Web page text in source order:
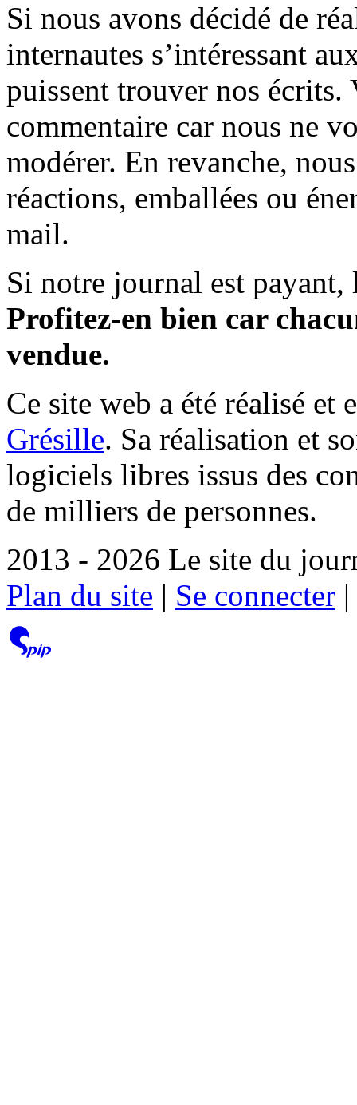
Si nous avons décidé de
internautes s’intéressant
puissent trouver nos écrits.
commentaire car nous ne
modérer. En revanche,
réactions, emballées ou
mail.
Si notre journal est payant,
Profitez-en bien car
vendue.
Ce site web a été réalisé et
Grésille. Sa réalisation et
logiciels libres issus des
de milliers de personnes.
2013 - 2026 Le site du
Plan du site | Se connecter |